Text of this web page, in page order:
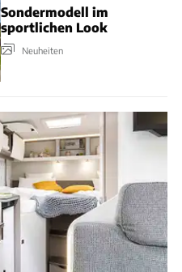
Sondermodell im
sportlichen Look
Neuheiten